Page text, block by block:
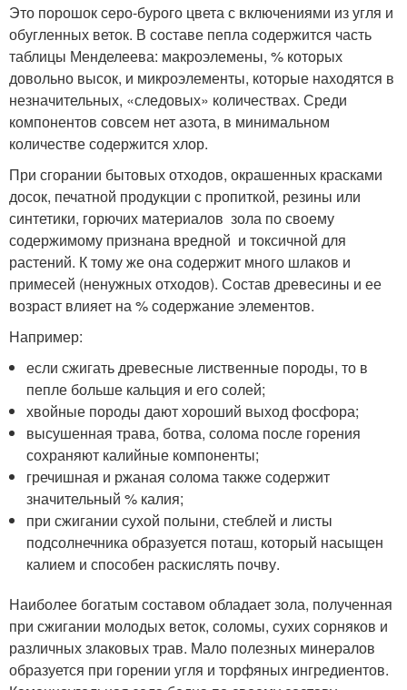
Это порошок серо-бурого цвета с включениями из угля и
обугленных веток. В составе пепла содержится часть
таблицы Менделеева: макроэлемены, % которых
довольно высок, и микроэлементы, которые находятся в
незначительных, «следовых» количествах. Среди
компонентов совсем нет азота, в минимальном
количестве содержится хлор.
При сгорании бытовых отходов, окрашенных красками
досок, печатной продукции с пропиткой, резины или
синтетики, горючих материалов зола по своему
содержимому признана вредной и токсичной для
растений. К тому же она содержит много шлаков и
примесей (ненужных отходов). Состав древесины и ее
возраст влияет на % содержание элементов.
Например:
если сжигать древесные лиственные породы, то в
пепле больше кальция и его солей;
хвойные породы дают хороший выход фосфора;
высушенная трава, ботва, солома после горения
сохраняют калийные компоненты;
гречишная и ржаная солома также содержит
значительный % калия;
при сжигании сухой полыни, стеблей и листы
подсолнечника образуется поташ, который насыщен
калием и способен раскислять почву.
Наиболее богатым составом обладает зола, полученная
при сжигании молодых веток, соломы, сухих сорняков и
различных злаковых трав. Мало полезных минералов
образуется при горении угля и торфяных ингредиентов.